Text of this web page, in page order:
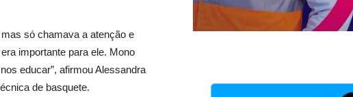
só chamava a atenção e
importante para ele. Mono
educar”, afirmou Alessandra
de basquete.